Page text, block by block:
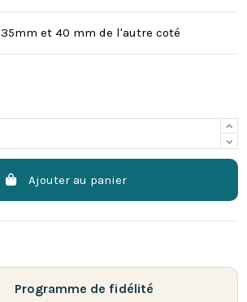
et 40 mm de l'autre coté
Ajouter au panier
Programme de fidélité